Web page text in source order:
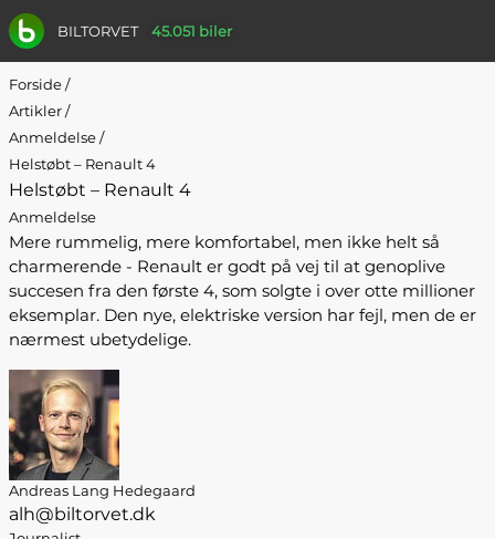
BILTORVET 45.051 biler
Forside/
Artikler/
Anmeldelse/
Helstøbt – Renault 4
Helstøbt – Renault 4
Anmeldelse
Mere rummelig, mere komfortabel, men ikke helt så
charmerende - Renault er godt på vej til at genoplive
succesen fra den første 4, som solgte i over otte millioner
eksemplar. Den nye, elektriske version har fejl, men de er
nærmest ubetydelige.
Andreas Lang Hedegaard
alh@biltorvet.dk